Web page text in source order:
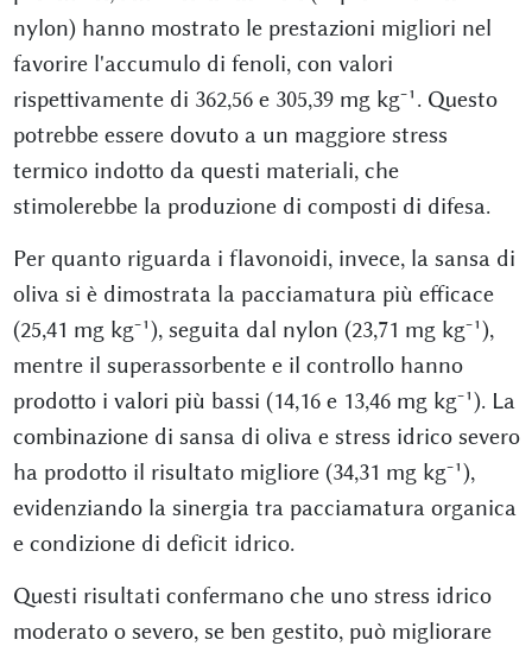
nylon) hanno mostrato le prestazioni migliori nel
favorire l'accumulo di fenoli, con valori
rispettivamente di 362,56 e 305,39 mg kg⁻¹. Questo
potrebbe essere dovuto a un maggiore stress
termico indotto da questi materiali, che
stimolerebbe la produzione di composti di difesa.
Per quanto riguarda i flavonoidi, invece, la sansa di
oliva si è dimostrata la pacciamatura più efficace
(25,41 mg kg⁻¹), seguita dal nylon (23,71 mg kg⁻¹),
mentre il superassorbente e il controllo hanno
prodotto i valori più bassi (14,16 e 13,46 mg kg⁻¹). La
combinazione di sansa di oliva e stress idrico severo
ha prodotto il risultato migliore (34,31 mg kg⁻¹),
evidenziando la sinergia tra pacciamatura organica
e condizione di deficit idrico.
Questi risultati confermano che uno stress idrico
moderato o severo, se ben gestito, può migliorare